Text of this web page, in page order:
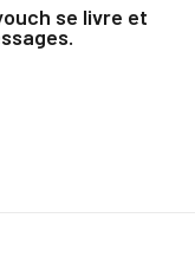
se livre et